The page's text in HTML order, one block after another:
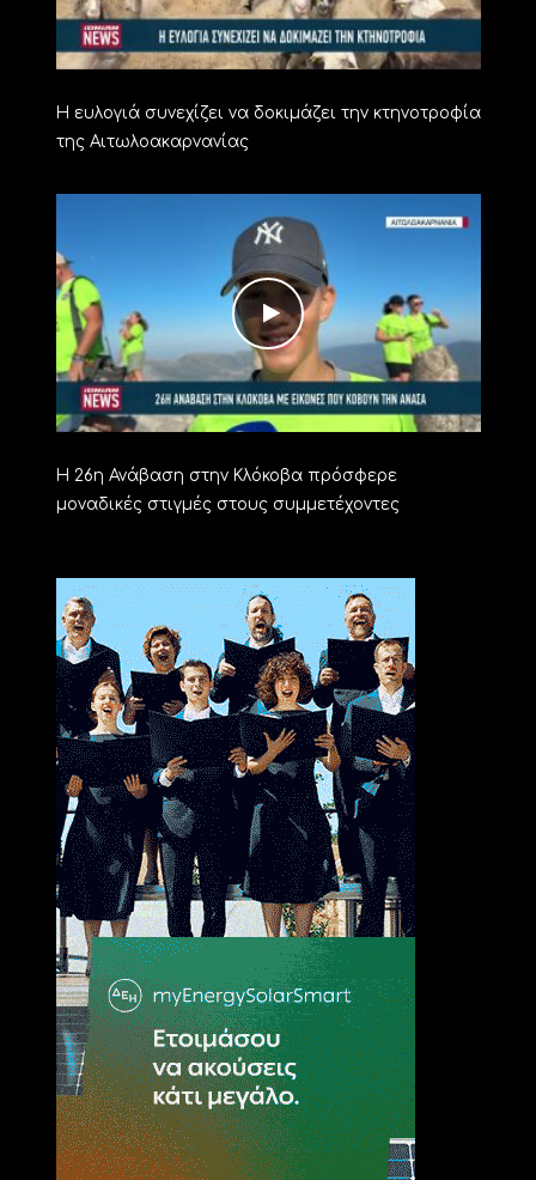
Η ευλογιά συνεχίζει να δοκιμάζει την κτηνοτροφία
της Αιτωλοακαρνανίας
Η 26η Ανάβαση στην Κλόκοβα πρόσφερε
μοναδικές στιγμές στους συμμετέχοντες